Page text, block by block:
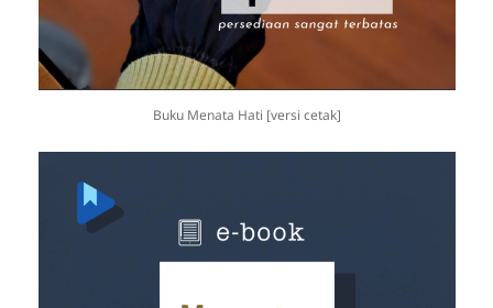
Buku Menata Hati [versi cetak]